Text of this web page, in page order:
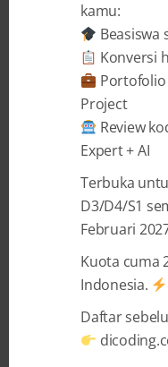
Oleh : ANDI TARU
Ketika saya
bagaimana Educa
game edukasi
langsung
tersimpan rapi.
produktivitas
Educa Studio. Di
kamu:
Beasiswa
Konversi
Project
Review
Expert + AI
Terbuka
D3/D4/S1
Februari
Kuota cuma
Indonesia.
Daftar